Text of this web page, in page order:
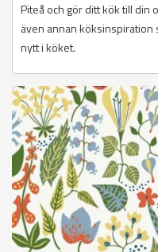
Piteå och gör ditt kök till din
även annan köksinspiration
nytt i köket.